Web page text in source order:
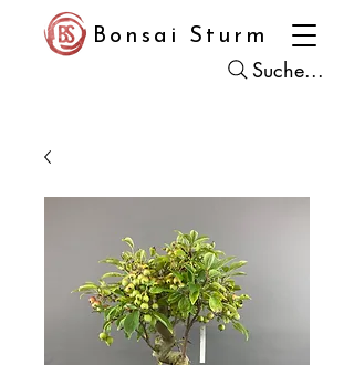
Bonsai Sturm
Suche...